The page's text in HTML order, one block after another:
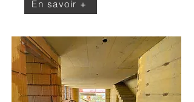
En savoir +